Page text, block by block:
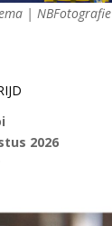
| NBFotografie
2026